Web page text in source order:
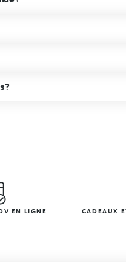
?
EN LIGNE CADEAUX